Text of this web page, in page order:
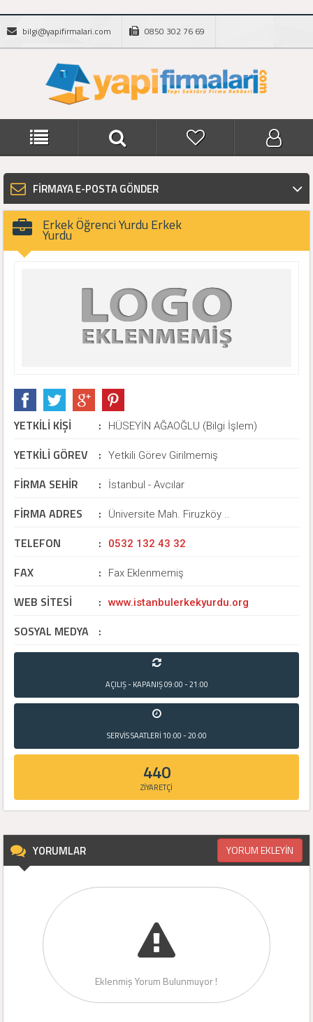
bilgi@yapifirmalari.com 0850 302 76 69
FİRMAYA E-POSTA GÖNDER
Erkek Öğrenci Yurdu Erkek
Yurdu
YETKİLİ KİŞİ : HÜSEYİN AĞAOĞLU (Bilgi İşlem)
YETKİLİ GÖREV : Yetkili Görev Girilmemiş
FİRMA SEHİR : İstanbul - Avcılar
FİRMA ADRES : Üniversite Mah. Firuzköy ..
TELEFON : 0532 132 43 32
FAX : Fax Eklenmemiş
WEB SİTESİ : www.istanbulerkekyurdu.org
SOSYAL MEDYA :
AÇILIŞ - KAPANIŞ09:00 - 21:00
SERVİS SAATLERİ 10:00 - 20:00
440
ZİYARETÇİ
YORUMLAR YORUM EKLEYİN
Eklenmiş Yorum Bulunmuyor !